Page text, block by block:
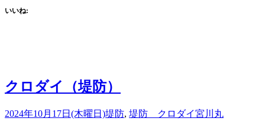
いいね:
クロダイ（堤防）
2024年10月17日(木曜日)堤防, 堤防 クロダイ宮川丸